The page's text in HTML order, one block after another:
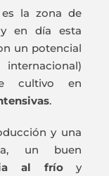
la zona de
en día esta
un potencial
cultivo en
.
y una
un buen
al fríoy